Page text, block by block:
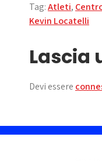
Tag:Atleti,
articoli
Kevin Locatelli
Lascia
Devi essere